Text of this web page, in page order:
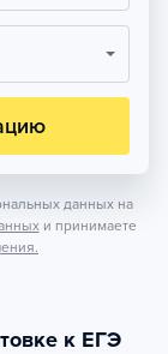
данных на
и принимаете
к ЕГЭ